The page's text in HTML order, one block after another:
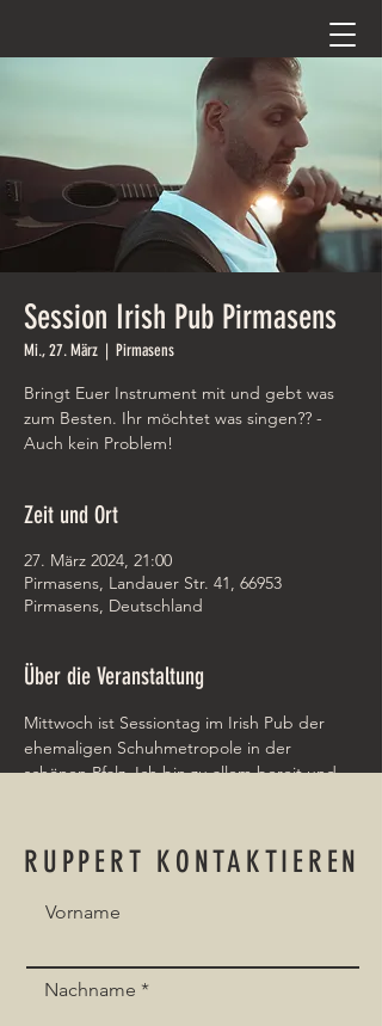
Session Irish Pub Pirmasens
Mi., 27. März
  |
Pirmasens
Bringt Euer Instrument mit und gebt was
zum Besten. Ihr möchtet was singen?? -
Auch kein Problem!
Zeit und Ort
27. März 2024, 21:00
Pirmasens, Landauer Str. 41, 66953
Pirmasens, Deutschland
Über die Veranstaltung
Mittwoch ist Sessiontag im Irish Pub der
ehemaligen Schuhmetropole in der
schönen Pfalz. Ich bin zu allem bereit und
RUPPERT KONTAKTIEREN
Vorname
Nachname